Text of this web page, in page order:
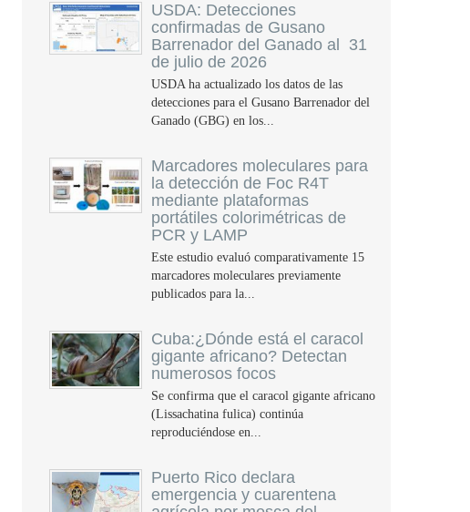
USDA: Detecciones
confirmadas de Gusano
Barrenador del Ganado al 31
de julio de 2026
USDA ha actualizado los datos de las
detecciones para el Gusano Barrenador del
Ganado (GBG) en los...
Marcadores moleculares para
la detección de Foc R4T
mediante plataformas
portátiles colorimétricas de
PCR y LAMP
Este estudio evaluó comparativamente 15
marcadores moleculares previamente
publicados para la...
Cuba:¿Dónde está el caracol
gigante africano? Detectan
numerosos focos
Se confirma que el caracol gigante africano
(Lissachatina fulica) continúa
reproduciéndose en...
Puerto Rico declara
emergencia y cuarentena